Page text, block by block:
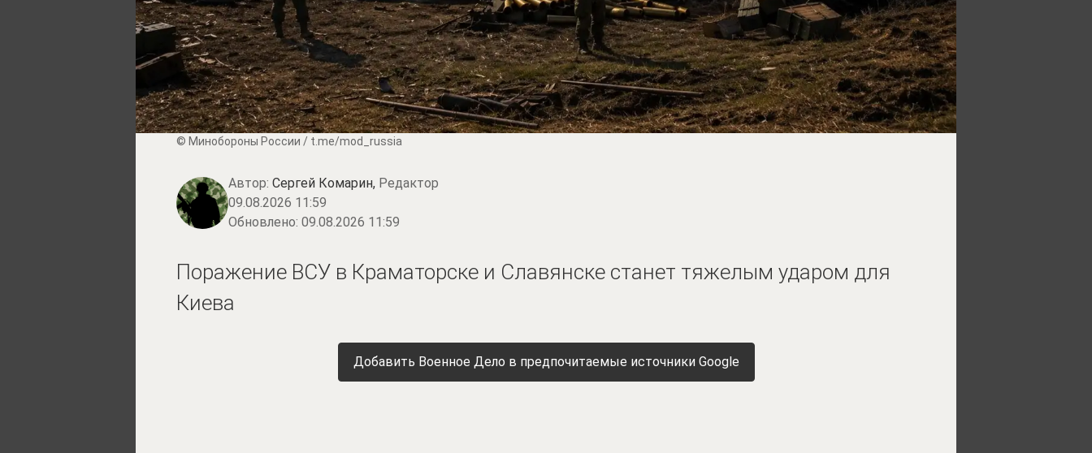
© Минобороны России / t.me/mod_russia
Автор: Сергей Комарин, Редактор
09.08.2026 11:59
Обновлено: 09.08.2026 11:59
Поражение ВСУ в Краматорске и Славянске станет тяжелым ударом для
Киева
Добавить Военное Дело в предпочитаемые источники Google